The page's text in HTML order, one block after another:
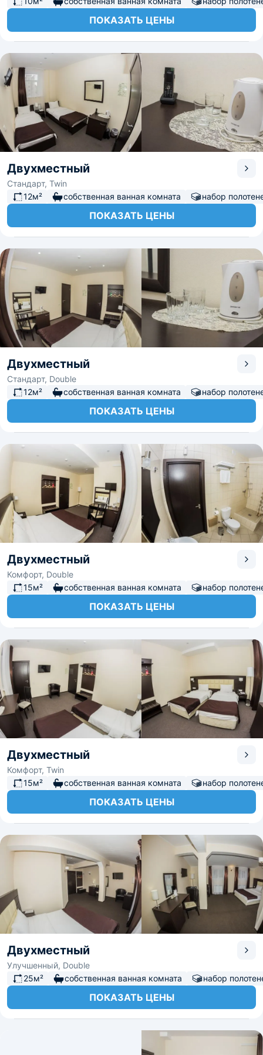
ПОКАЗАТЬ ЦЕНЫ
Двухместный
Стандарт, Twin
12м²
собственная ванная комната набор
ПОКАЗАТЬ ЦЕНЫ
Двухместный
Стандарт, Double
12м²
собственная ванная комната набор
ПОКАЗАТЬ ЦЕНЫ
Двухместный
Комфорт, Double
15м²
собственная ванная комната набор
ПОКАЗАТЬ ЦЕНЫ
Двухместный
Комфорт, Twin
15м²
собственная ванная комната набор
ПОКАЗАТЬ ЦЕНЫ
Двухместный
Улучшенный, Double
25м²
собственная ванная комната набор
ПОКАЗАТЬ ЦЕНЫ